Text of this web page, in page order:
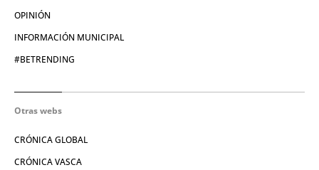
OPINIÓN
INFORMACIÓN MUNICIPAL
#BETRENDING
Otras webs
CRÓNICA GLOBAL
CRÓNICA VASCA